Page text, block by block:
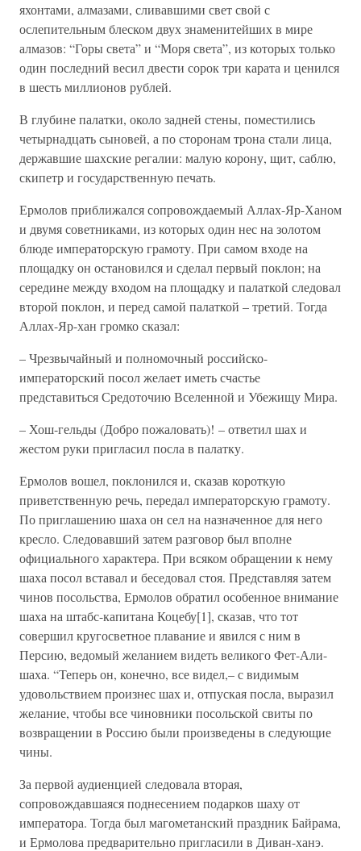
яхонтами, алмазами, сливавшими свет свой с
ослепительным блеском двух знаменитейших в мире
алмазов: “Горы света” и “Моря света”, из которых только
один последний весил двести сорок три карата и ценился
в шесть миллионов рублей.
В глубине палатки, около задней стены, поместились
четырнадцать сыновей, а по сторонам трона стали лица,
державшие шахские регалии: малую корону, щит, саблю,
скипетр и государственную печать.
Ермолов приближался сопровождаемый Аллах-Яр-Ханом
и двумя советниками, из которых один нес на золотом
блюде императорскую грамоту. При самом входе на
площадку он остановился и сделал первый поклон; на
середине между входом на площадку и палаткой следовал
второй поклон, и перед самой палаткой – третий. Тогда
Аллах-Яр-хан громко сказал:
– Чрезвычайный и полномочный российско-
императорский посол желает иметь счастье
представиться Средоточию Вселенной и Убежищу Мира.
– Хош-гельды (Добро пожаловать)! – ответил шах и
жестом руки пригласил посла в палатку.
Ермолов вошел, поклонился и, сказав короткую
приветственную речь, передал императорскую грамоту.
По приглашению шаха он сел на назначенное для него
кресло. Следовавший затем разговор был вполне
официального характера. При всяком обращении к нему
шаха посол вставал и беседовал стоя. Представляя затем
чинов посольства, Ермолов обратил особенное внимание
шаха на штабс-капитана Коцебу[1], сказав, что тот
совершил кругосветное плавание и явился с ним в
Персию, ведомый желанием видеть великого Фет-Али-
шаха. “Теперь он, конечно, все видел,– с видимым
удовольствием произнес шах и, отпуская посла, выразил
желание, чтобы все чиновники посольской свиты по
возвращении в Россию были произведены в следующие
чины.
За первой аудиенцией следовала вторая,
сопровождавшаяся поднесением подарков шаху от
императора. Тогда был магометанский праздник Байрама,
и Ермолова предварительно пригласили в Диван-ханэ.